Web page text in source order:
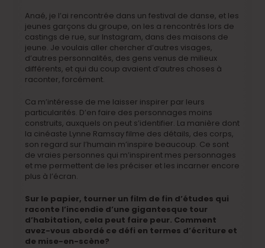
Anaé, je l’ai rencontrée dans un festival de danse, et les
jeunes garçons du groupe, on les a rencontrés lors de
castings de rue, sur Instagram, dans des maisons de
jeune. Je voulais aller chercher d’autres visages,
d’autres personnalités, des gens venus de milieux
différents, et qui du coup avaient d’autres choses à
raconter, forcément.
Ca m’intéresse de me laisser inspirer par leurs
particularités. D’en faire des personnages moins
construits, auxquels on peut s’identifier. La manière dont
la cinéaste Lynne Ramsay filme des détails, des corps,
son regard sur l’humain m’inspire beaucoup. Ce sont
de vraies personnes qui m’inspirent mes personnages
et me permettent de les préciser et les incarner encore
plus à l’écran.
Sur le papier, tourner un film de fin d’études qui
raconte l’incendie d’une gigantesque tour
d’habitation, cela peut faire peur. Comment
avez-vous abordé ce défi en termes d’écriture et
de mise-en-scène?